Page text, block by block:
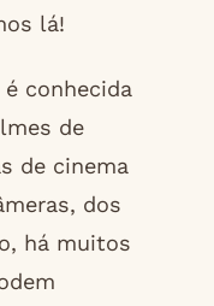
lá!
conhecida
de
de cinema
dos
há muitos